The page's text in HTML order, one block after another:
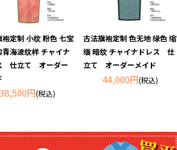
袍定制 小纹 粉色 七宝
青海波纹样 チャイナ
仕立て オーダー
38,500円(税込)
古法旗袍定制 色无地 绿色 缩
缅 暗纹 チャイナドレス 仕
立て オーダーメイド
44,000円(税込)